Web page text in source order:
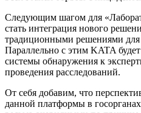
Следующим шагом для
стать интеграция нового
традиционными решениями для
Параллельно с этим KATA
системы обнаружения к
проведения расследований.
От себя добавим, что
данной платформы в